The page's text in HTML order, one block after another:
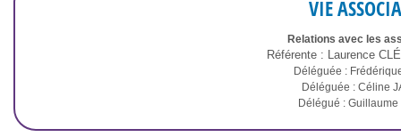
VIE
Relations avec les
Référente : Laurence
Déléguée :
Déléguée : Céline
Délégué : Guillaume